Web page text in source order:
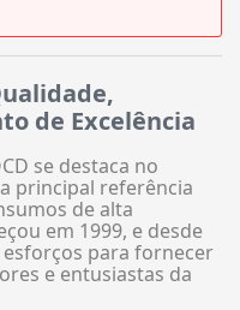
de Excelência
se destaca no
principal referência
de alta
em 1999, e desde
para fornecer
e entusiastas da